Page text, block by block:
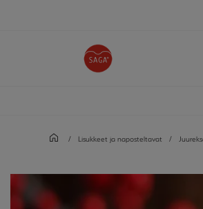
/ Lisukkeet ja naposteltavat /